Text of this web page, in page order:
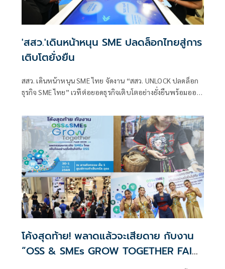
'สสว.'เดินหน้าหนุน SME ปลดล็อกไทยสู่การ
เติบโตยั่งยืน
สสว. เดินหน้าหนุน SME ไทย จัดงาน “สสว. UNLOCK ปลดล็อก
ธุรกิจ SME ไทย” เวทีต่อยอดธุรกิจเติบโตอย่างยั่งยืนพร้อมออก
โค้งสุดท้าย! พลาดแล้วจะเสียดาย กับงาน
“OSS & SMEs GROW TOGETHER FAIR